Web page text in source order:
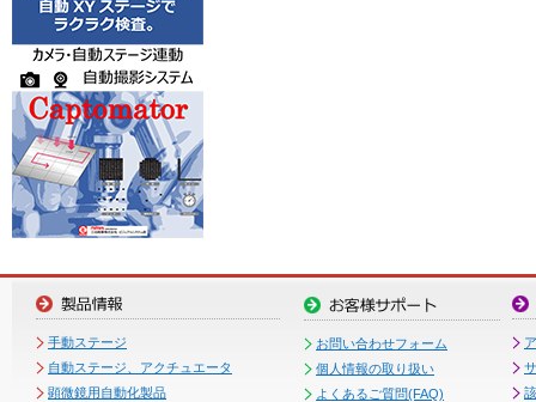
手動ステージ
自動ステージ、アクチュエータ
顕微鏡用自動化製品
お問い合わせフォーム
個人情報の取り扱い
よくあるご質問(FAQ)